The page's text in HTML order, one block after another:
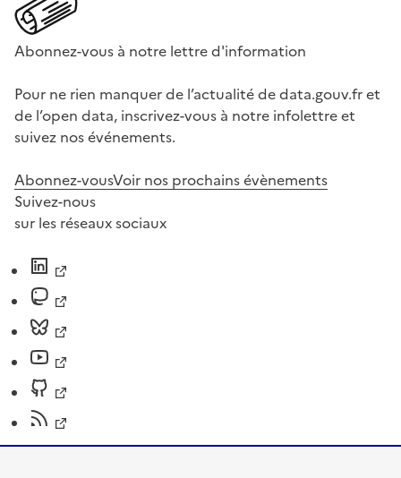
Abonnez-vous à notre lettre d'information
Pour ne rien manquer de l’actualité de data.gouv.fr et
de l’open data, inscrivez-vous à notre infolettre et
suivez nos événements.
Abonnez-vousVoir nos prochains évènements
Suivez-nous
sur les réseaux sociaux